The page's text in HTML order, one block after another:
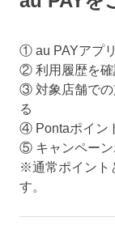
① au PAYアプ
② 利用履歴を確
③ 対象店舗での
る
④ Pontaポイン
⑤ キャンペーン
※通常ポイント
す。